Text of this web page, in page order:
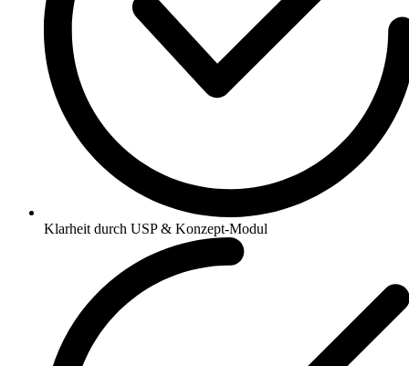
Klarheit durch USP & Konzept-Modul